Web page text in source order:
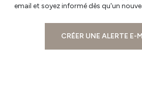
email et soyez informé dès qu'un
CRÉER UNE ALERTE E-